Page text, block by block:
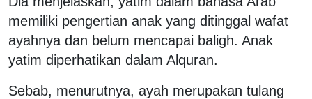
memiliki pengertian anak yang ditinggal wafat
ayahnya dan belum mencapai baligh. Anak
yatim diperhatikan dalam Alquran.
Sebab, menurutnya, ayah merupakan tulang